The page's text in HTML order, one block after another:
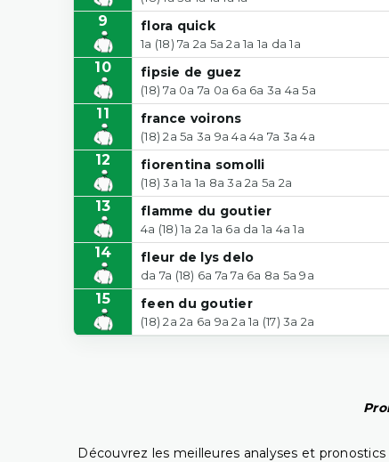
9 flora quick
1a (18) 7a 2a 5a 2a 1a 1a da 1a
10 fipsie de guez
(18) 7a 0a 7a 0a 6a 6a 3a 4a 5a
11 france voirons
(18) 2a 5a 3a 9a 4a 4a 7a 3a 4a
12 fiorentina somolli
(18) 3a 1a 1a 8a 3a 2a 5a 2a
13 flamme du goutier
4a (18) 1a 2a 1a 6a da 1a 4a 1a
14 fleur de lys delo
da 7a (18) 6a 7a 7a 6a 8a 5a 9a
15 feen du goutier
(18) 2a 2a 6a 9a 2a 1a (17) 3a 2a
Découvrez les meilleures analyses et